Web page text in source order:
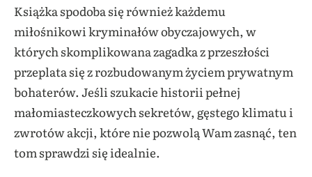
Książka spodoba się również każdemu
miłośnikowi kryminałów obyczajowych, w
których skomplikowana zagadka z przeszłości
przeplata się z rozbudowanym życiem prywatnym
bohaterów. Jeśli szukacie historii pełnej
małomiasteczkowych sekretów, gęstego klimatu i
zwrotów akcji, które nie pozwolą Wam zasnąć, ten
tom sprawdzi się idealnie.